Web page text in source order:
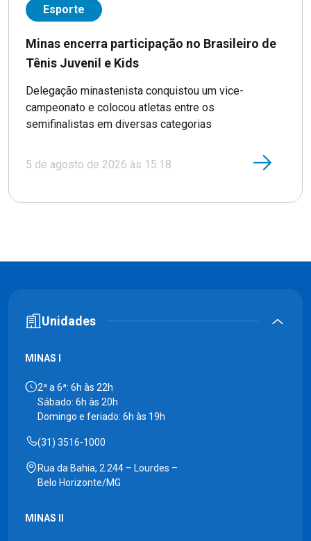
Esporte
Minas encerra participação no Brasileiro de
Tênis Juvenil e Kids
Delegação minastenista conquistou um vice-
campeonato e colocou atletas entre os
semifinalistas em diversas categorias
5 de agosto de 2026 às 15:18
Unidades
MINAS I
2ª a 6ª: 6h às 22h
Sábado: 6h às 20h
Domingo e feriado: 6h às 19h
(31) 3516-1000
Rua da Bahia, 2.244 – Lourdes –
Belo Horizonte/MG
MINAS II